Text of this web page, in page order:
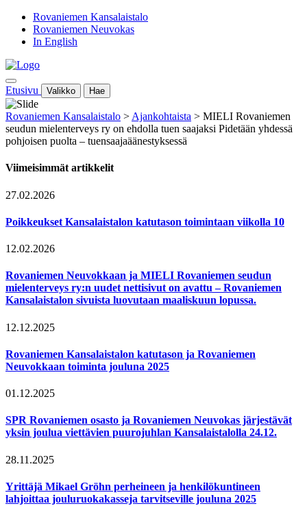
Rovaniemen Kansalaistalo
Rovaniemen Neuvokas
In English
Etusivu Valikko Hae
Rovaniemen Kansalaistalo > Ajankohtaista > MIELI Rovaniemen
seudun mielenterveys ry on ehdolla tuen saajaksi Pidetään yhdessä
pohjoisen puolta – tuensaajaäänestyksessä
Viimeisimmät artikkelit
27.02.2026
Poikkeukset Kansalaistalon katutason toimintaan viikolla 10
12.02.2026
Rovaniemen Neuvokkaan ja MIELI Rovaniemen seudun
mielenterveys ry:n uudet nettisivut on avattu – Rovaniemen
Kansalaistalon sivuista luovutaan maaliskuun lopussa.
12.12.2025
Rovaniemen Kansalaistalon katutason ja Rovaniemen
Neuvokkaan toiminta jouluna 2025
01.12.2025
SPR Rovaniemen osasto ja Rovaniemen Neuvokas järjestävät
yksin joulua viettävien puurojuhlan Kansalaistalolla 24.12.
28.11.2025
Yrittäjä Mikael Gröhn perheineen ja henkilökuntineen
lahjoittaa jouluruokakasseja tarvitseville jouluna 2025